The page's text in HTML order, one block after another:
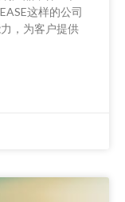
这样的公司
，为客户提供